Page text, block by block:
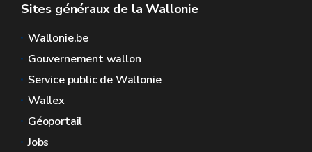
Sites généraux de la Wallonie
Wallonie.be
Gouvernement wallon
Service public de Wallonie
Wallex
Géoportail
Jobs